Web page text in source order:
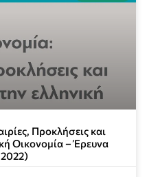
Προκλήσεις και
Οικονομία – Έρευνα